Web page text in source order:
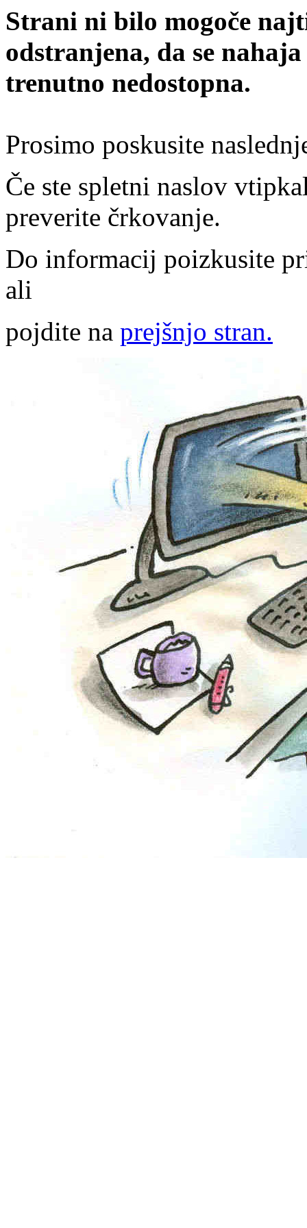
Strani ni bilo mogoče
odstranjena, da se
trenutno nedostopna.
Prosimo poskusite
Če ste spletni naslov
preverite črkovanje.
Do informacij poizkusite
ali
pojdite na prejšnjo stran.